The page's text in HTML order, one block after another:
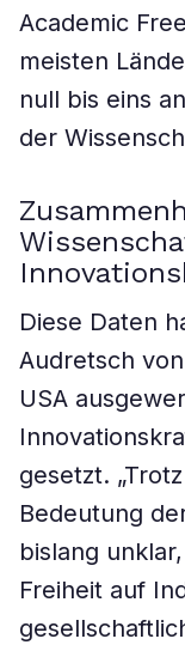
Academic
meisten
null bis eins
der
Diese Daten
Audretsch
USA
gesetzt.
Bedeutung
bislang
Freiheit auf